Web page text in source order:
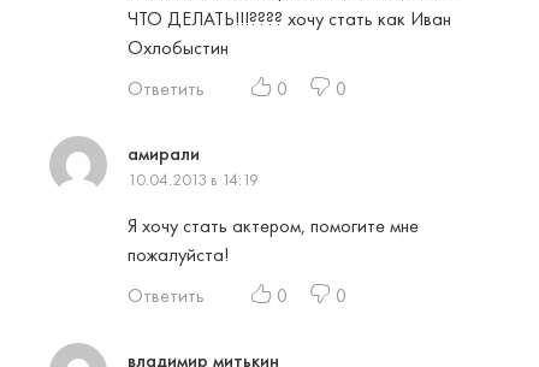
ЧТО ДЕЛАТЬ!!!???? хочу стать как Иван
Охлобыстин
Ответить
0 0
амирали
10.04.2013 в 14:19
Я хочу стать актером, помогите мне
пожалуйста!
Ответить
0 0
владимир митькин